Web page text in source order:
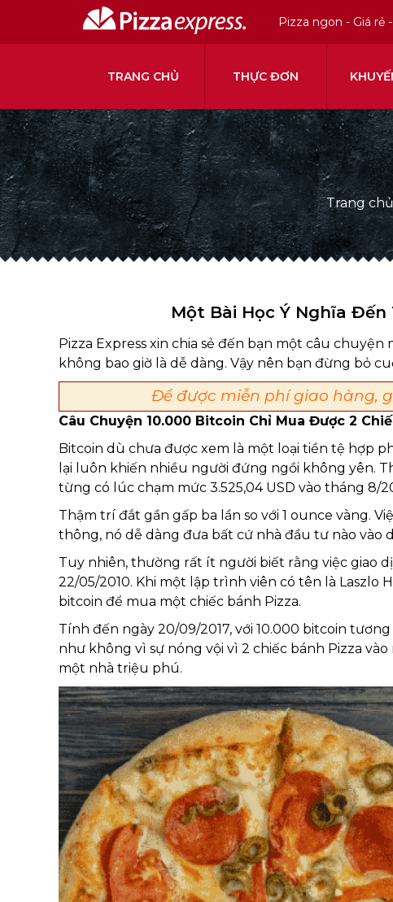
Pizza ngon - Giá rẻ
TRANG CHỦ THỰC ĐƠN
Trang chủ
Một Bài Học Ý Nghĩa Đến
Pizza Express xin chia sẻ đến bạn một câu chuyện
không bao giờ là dễ dàng. Vậy nên bạn đừng bỏ
Để được miễn phí giao hàng,
Câu Chuyện 10.000 Bitcoin Chỉ Mua Được 2
Bitcoin dù chưa được xem là một loại tiền tệ hợp
lại luôn khiến nhiều người đứng ngồi không yên.
từng có lúc chạm mức 3.525,04 USD vào tháng 8/
Thậm trí đắt gần gấp ba lần so với 1 ounce vàng.
thông, nó dễ dàng đưa bất cứ nhà đầu tư nào vào
Tuy nhiên, thường rất ít người biết rằng việc giao
22/05/2010. Khi một lập trình viên có tên là Laszlo
bitcoin để mua một chiếc bánh Pizza.
Tính đến ngày 20/09/2017, với 10.000 bitcoin
như không vì sự nóng vội vì 2 chiếc bánh Pizza
một nhà triệu phú.